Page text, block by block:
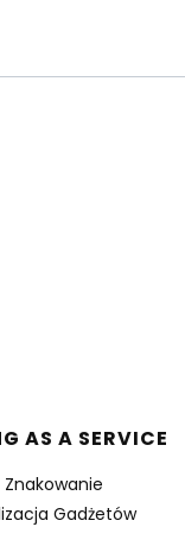
AS A SERVICE
Znakowanie
Gadżetów